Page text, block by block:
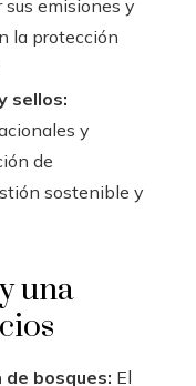
emisiones y
la protección
sellos:
y
de
sostenible y
una
bosques: El